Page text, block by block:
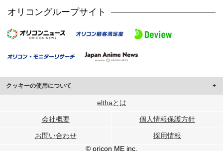
オリコングループサイト
クッキーの使用について
このサイトでは Cookie を使用して、ユーザーに合わせたコンテンツや広告の
行っています。
メディアや広告配信、データ解析の各パートナーに提供しています。
各パートナーは、この情報とユーザーが各パートナーに提供した他の情報や、
elthaとは
会社概要 個人情報保護方針
お問い合わせ
採用情報
© oricon ME inc.